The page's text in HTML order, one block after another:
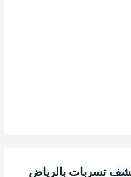
تسربات بالرياض